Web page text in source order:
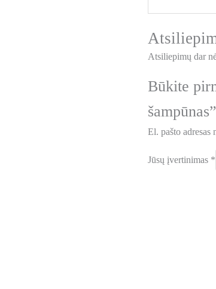
Atsiliepimų dar
Būkite
šampūnas”
El. pašto adresas
Jūsų įvertinimas *